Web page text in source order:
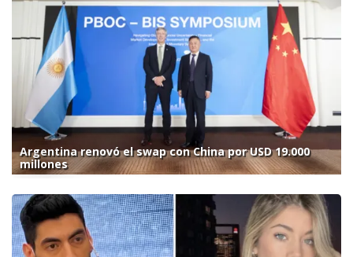
Argentina renovó el swap con China por USD 19.000
millones